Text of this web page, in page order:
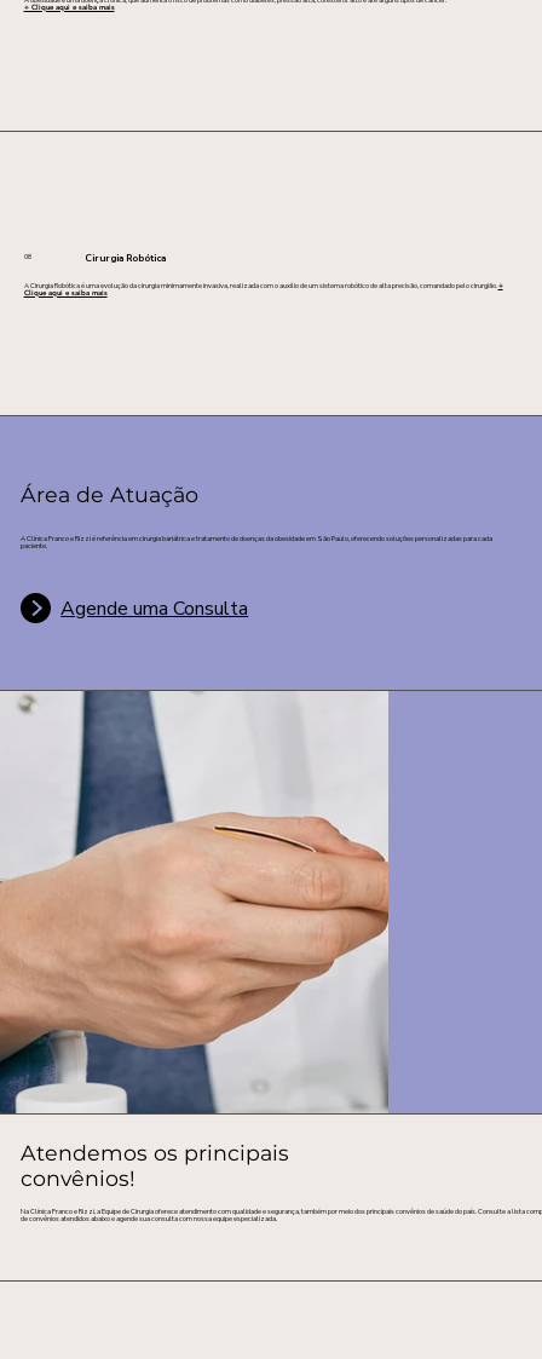
+ Clique aqui e saiba mais
08 Cirurgia Robótica
A Cirurgia Robótica é uma evolução da cirurgia minimamente invasiva, realizada com o auxílio de um sistema robótico de alta precisão, comandado pelo cirurgião.+
Clique aqui e saiba mais
​Área de Atuação
A Clínica Franco e Rizzi é referência em cirurgia bariátrica e tratamento de doenças da obesidade em São Paulo, oferecendo soluções personalizadas para cada
paciente.
Agende uma Consulta
Atendemos os principais
convênios!
Na Clínica Franco e Rizzi, a Equipe de Cirurgia oferece atendimento com qualidade e segurança, também por meio dos principais convênios de saúde do país. Consulte a lista
de convênios atendidos abaixo e agende sua consulta com nossa equipe especializada.